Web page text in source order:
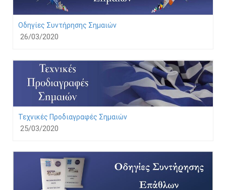
Οδηγίες Συντήρησης Σημαιών
26/03/2020
Τεχνικές Προδιαγραφές Σημαιών
25/03/2020